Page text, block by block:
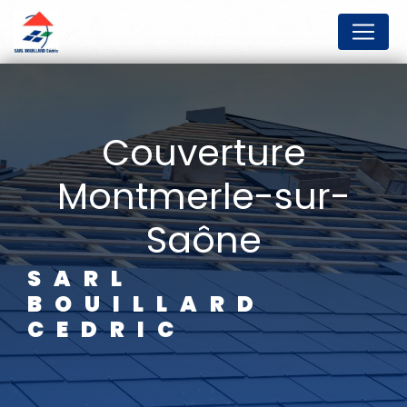
couverture
Montmerle-sur-
Saône
SARL
BOUILLARD
CEDRIC
Panneau de gestion des cookies